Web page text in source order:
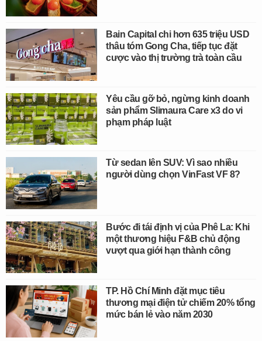
Bain Capital chi hơn 635 triệu USD
thâu tóm Gong Cha, tiếp tục đặt
cược vào thị trường trà toàn cầu
Yêu cầu gỡ bỏ, ngừng kinh doanh
sản phẩm Slimaura Care x3 do vi
phạm pháp luật
Từ sedan lên SUV: Vì sao nhiều
người dùng chọn VinFast VF 8?
Bước đi tái định vị của Phê La: Khi
một thương hiệu F&B chủ động
vượt qua giới hạn thành công
TP. Hồ Chí Minh đặt mục tiêu
thương mại điện tử chiếm 20% tổng
mức bán lẻ vào năm 2030